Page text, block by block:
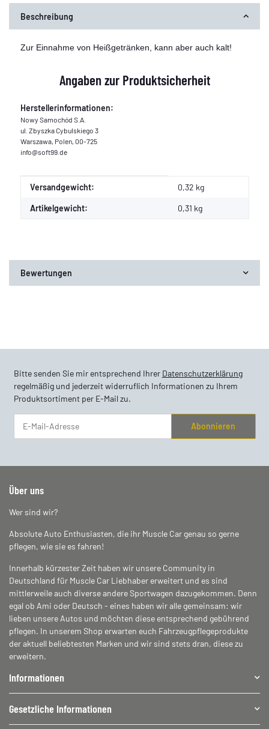
Beschreibung
Zur Einnahme von Heißgetränken, kann aber auch kalt!
Angaben zur Produktsicherheit
Herstellerinformationen:
Nowy Samochód S.A.
ul. Zbyszka Cybulskiego 3
Warszawa, Polen, 00-725
info@soft99.de
Produkteigenschaft
Wert
Versandgewicht: 0,32 kg
Artikelgewicht: 0,31 kg
Bewertungen
Bitte senden Sie mir entsprechend Ihrer Datenschutzerklärung
regelmäßig und jederzeit widerruflich Informationen zu Ihrem
Produktsortiment per E-Mail zu.
Abonnieren
Über uns
Wer sind wir?
Absolute Auto Enthusiasten, die ihr Muscle Car genau so gerne
pflegen, wie sie es fahren!
Innerhalb kürzester Zeit haben wir unsere Community in
Deutschland für Muscle Car Liebhaber erweitert und es sind
mittlerweile auch diverse andere Sportwagen dazugekommen. Denn
egal ob Ami oder Deutsch - eines haben wir alle gemeinsam: wir
lieben unsere Autos und möchten diese entsprechend gebührend
pflegen. In unserem Shop erwarten euch Fahrzeugpflegeprodukte
der aktuell beliebtesten Marken und wir sind stets dran, diese zu
erweitern.
Informationen
Gesetzliche Informationen